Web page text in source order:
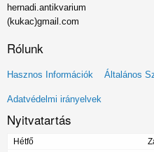
hernadi.antikvarium
(kukac)gmail.com
Rólunk
Lábléc
menü
Hasznos Információk Általános
Adatvédelmi irányelvek
Nyitvatartás
Hétfő